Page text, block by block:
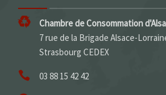
Chambre de Consommation
7 rue de la Brigade Alsace-
Strasbourg CEDEX
03 88 15 42 42